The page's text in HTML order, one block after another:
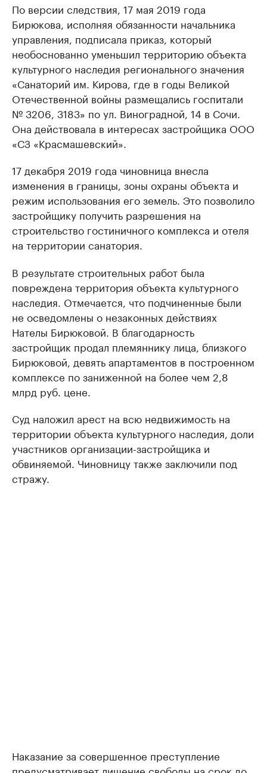
По версии следствия, 17 мая 2019 года
Бирюкова, исполняя обязанности начальника
управления, подписала приказ, который
необоснованно уменьшил территорию объекта
культурного наследия регионального значения
«Санаторий им. Кирова, где в годы Великой
Отечественной войны размещались госпитали
№ 3206, 3183» по ул. Виноградной, 14 в Сочи.
Она действовала в интересах застройщика ООО
«СЗ «Красмашевский».
17 декабря 2019 года чиновница внесла
изменения в границы, зоны охраны объекта и
режим использования его земель. Это позволило
застройщику получить разрешения на
строительство гостиничного комплекса и отеля
на территории санатория.
В результате строительных работ была
повреждена территория объекта культурного
наследия. Отмечается, что подчиненные были
не осведомлены о незаконных действиях
Нателы Бирюковой. В благодарность
застройщик продал племяннику лица, близкого
Бирюковой, девять апартаментов в построенном
комплексе по заниженной на более чем 2,8
млрд руб. цене.
Суд наложил арест на всю недвижимость на
территории объекта культурного наследия, доли
участников организации-застройщика и
обвиняемой. Чиновницу также заключили под
стражу.
Наказание за совершенное преступление